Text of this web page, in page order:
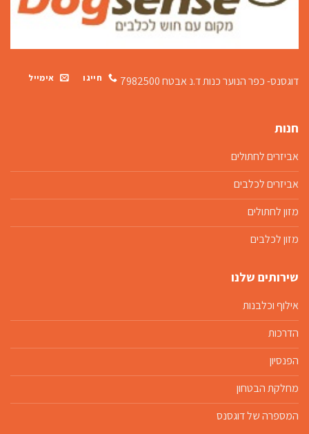
דוגסנס- כפר הנוער כנותד.נ אבטח 7982500 חייגו אימייל
חנות
אביזרים לחתולים
אביזרים לכלבים
מזון לחתולים
מזון לכלבים
שירותים שלנו
אילוף וכלבנות
הדרכות
הפנסיון
מחלקת הבטחון
המספרה של דוגסנס